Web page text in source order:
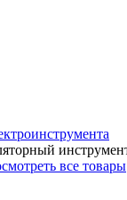
все товары